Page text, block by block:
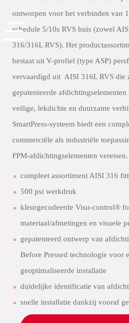
ontworpen voor het verbinden van
schedule 5/10s RVS buis (zowel
316/316L RVS). Het
bestaat uit V-profiel (type ASP)
vervaardigd uit AISI 316L RVS die
gepatenteerde
veilige, lekdichte en duurzame
SmartPress-systeem biedt een
commerciële als industriële
FPM-afdichtingselementen vereisen.
compleet assortiment AISI 316
500 psi werkdruk
kleurgecodeerde Visu-control®
materiaal/afmetingen en visuele
gepatenteerd ontwerp van
Before Pressed technologie voor
geoptimaliseerde installatie
duidelijke identificatie van
snelle installatie dankzij vooraf